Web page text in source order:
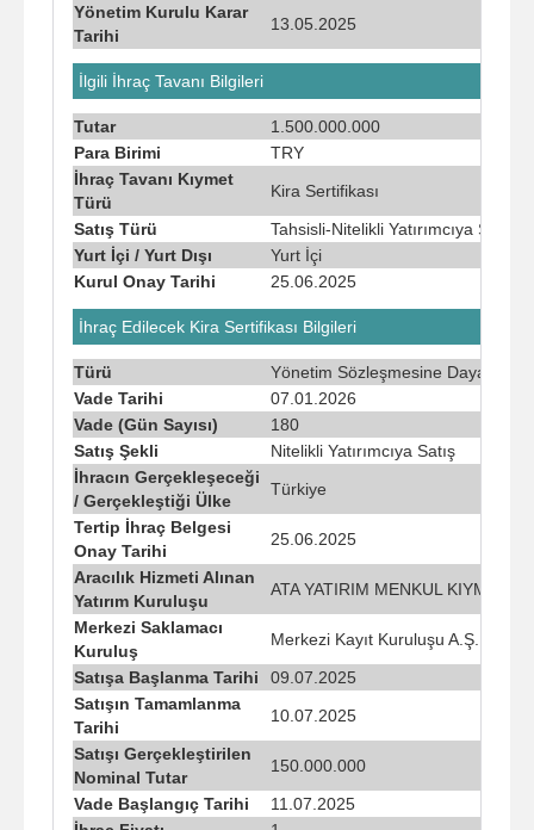
Yönetim Kurulu Karar
Tarihi
13.05.2025
İlgili İhraç Tavanı Bilgileri
Tutar
1.500.000.000
Para Birimi
TRY
İhraç Tavanı Kıymet
Türü
Kira Sertifikası
Satış Türü
Tahsisli-Nitelikli Yatırımcıya Satış
Yurt İçi / Yurt Dışı
Yurt İçi
Kurul Onay Tarihi
25.06.2025
İhraç Edilecek Kira Sertifikası Bilgileri
Türü
Yönetim Sözleşmesine Dayalı Kira
Vade Tarihi
07.01.2026
Vade (Gün Sayısı)
180
Satış Şekli
Nitelikli Yatırımcıya Satış
İhracın Gerçekleşeceği
/ Gerçekleştiği Ülke
Türkiye
Tertip İhraç Belgesi
Onay Tarihi
25.06.2025
Aracılık Hizmeti Alınan
Yatırım Kuruluşu
ATA YATIRIM MENKUL
Merkezi Saklamacı
Kuruluş
Merkezi Kayıt Kuruluşu A.Ş.
Satışa Başlanma Tarihi
09.07.2025
Satışın Tamamlanma
Tarihi
10.07.2025
Satışı Gerçekleştirilen
Nominal Tutar
150.000.000
Vade Başlangıç Tarihi
11.07.2025